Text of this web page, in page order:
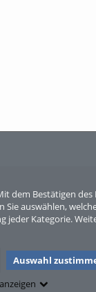
dem Bestätigen
auswählen,
jeder Kategorie.
Auswahl